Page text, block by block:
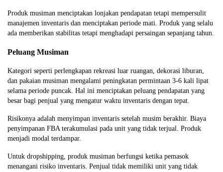
Produk musiman menciptakan lonjakan pendapatan tetapi mempersulit
manajemen inventaris dan menciptakan periode mati. Produk yang selalu
ada memberikan stabilitas tetapi menghadapi persaingan sepanjang tahun.
Peluang Musiman
Kategori seperti perlengkapan rekreasi luar ruangan, dekorasi liburan,
dan pakaian musiman mengalami peningkatan permintaan 3-6 kali lipat
selama periode puncak. Hal ini menciptakan peluang pendapatan yang
besar bagi penjual yang mengatur waktu inventaris dengan tepat.
Risikonya adalah menyimpan inventaris setelah musim berakhir. Biaya
penyimpanan FBA terakumulasi pada unit yang tidak terjual. Produk
menjadi modal terdampar.
Untuk dropshipping, produk musiman berfungsi ketika pemasok
menangani risiko inventaris. Penjual tidak memiliki unit yang tidak